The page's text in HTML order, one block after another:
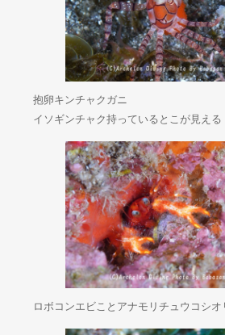
抱卵キンチャクガニ
イソギンチャク持っているとこが見える
ロボコンエビことアナモリチュウコシオ